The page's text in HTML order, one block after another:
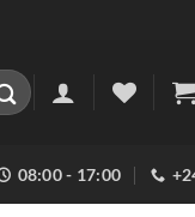
08:00 - 17:00